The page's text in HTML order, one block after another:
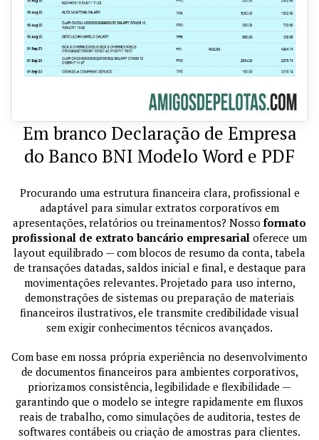
Em branco Declaração de Empresa
do Banco BNI Modelo Word e PDF
Procurando uma estrutura financeira clara, profissional e
adaptável para simular extratos corporativos em
apresentações, relatórios ou treinamentos? Nosso formato
profissional de extrato bancário empresarial oferece um
layout equilibrado — com blocos de resumo da conta, tabela
de transações datadas, saldos inicial e final, e destaque para
movimentações relevantes. Projetado para uso interno,
demonstrações de sistemas ou preparação de materiais
financeiros ilustrativos, ele transmite credibilidade visual
sem exigir conhecimentos técnicos avançados.
Com base em nossa própria experiência no desenvolvimento
de documentos financeiros para ambientes corporativos,
priorizamos consistência, legibilidade e flexibilidade —
garantindo que o modelo se integre rapidamente em fluxos
reais de trabalho, como simulações de auditoria, testes de
softwares contábeis ou criação de amostras para clientes.